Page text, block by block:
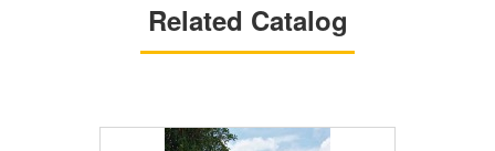
Related Catalog